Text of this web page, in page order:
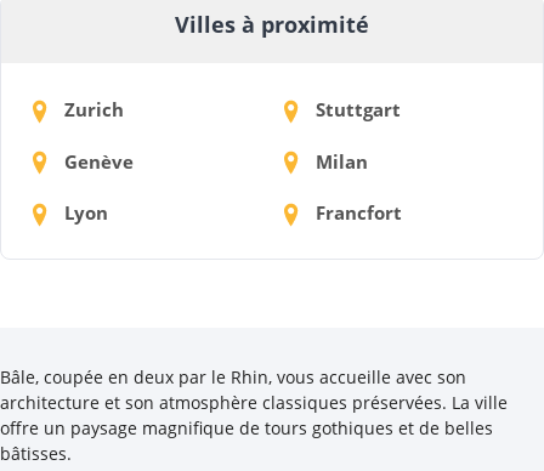
Villes à proximité
Zurich Stuttgart
Genève Milan
Lyon Francfort
Bâle, coupée en deux par le Rhin, vous accueille avec son
architecture et son atmosphère classiques préservées. La ville
offre un paysage magnifique de tours gothiques et de belles
bâtisses.